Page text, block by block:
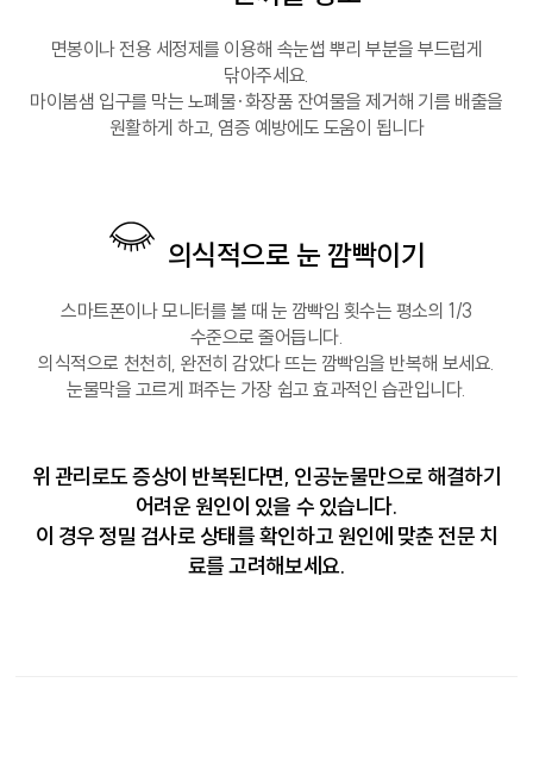
면봉이나 전용 세정제를 이용해 속눈썹 뿌리 부분을 부드럽게
닦아주세요.
마이봄샘 입구를 막는 노폐물·화장품 잔여물을 제거해 기름 배출을
원활하게 하고, 염증 예방에도 도움이 됩니다
의식적으로 눈 깜빡이기
스마트폰이나 모니터를 볼 때 눈 깜빡임 횟수는 평소의 1/3
수준으로 줄어듭니다.
의식적으로 천천히, 완전히 감았다 뜨는 깜빡임을 반복해 보세요.
눈물막을 고르게 펴주는 가장 쉽고 효과적인 습관입니다.
위 관리로도 증상이 반복된다면, 인공눈물만으로 해결하기
어려운 원인이 있을 수 있습니다.
이 경우 정밀 검사로 상태를 확인하고 원인에 맞춘 전문 치
료를 고려해보세요.